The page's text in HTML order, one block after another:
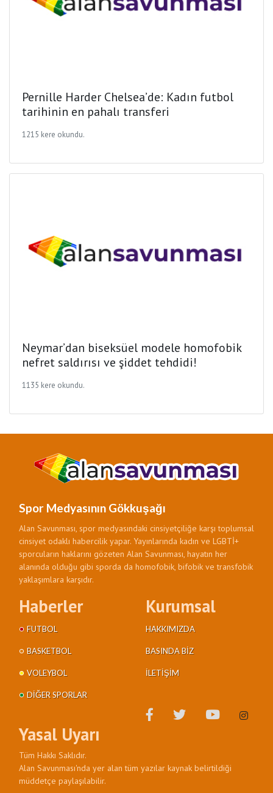
Pernille Harder Chelsea’de: Kadın futbol
tarihinin en pahalı transferi
1215 kere okundu.
Neymar’dan biseksüel modele homofobik
nefret saldırısı ve şiddet tehdidi!
1135 kere okundu.
Spor Medyasının Gökkuşağı
Alan Savunması, spor medyasındaki cinsiyetçiliğe karşı toplumsal
cinsiyet odaklı habercilik yapar. Yayınlarında kadın ve LGBTİ+
sporcuların haklarını gözeten Alan Savunması, hayatın her
alanında olduğu gibi sporda da homofobik, bifobik ve transfobik
yaklaşımlara karşıdır.
Haberler
FUTBOL
BASKETBOL
VOLEYBOL
DIĞER SPORLAR
Kurumsal
HAKKIMIZDA
BASINDA BIZ
İLETIŞIM
Yasal Uyarı
Tüm Hakkı Saklıdır.
Alan Savunması'nda yer alan tüm yazılar kaynak belirtildiği
müddetçe paylaşılabilir.